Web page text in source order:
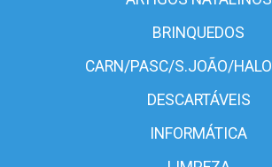
BRINQUEDOS
CARN/PASC/S.JOÃO/
DESCARTÁVEIS
INFORMÁTICA